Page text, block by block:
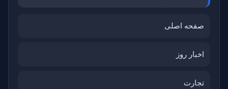
صفحه اصلی
اخبار روز
تجارت